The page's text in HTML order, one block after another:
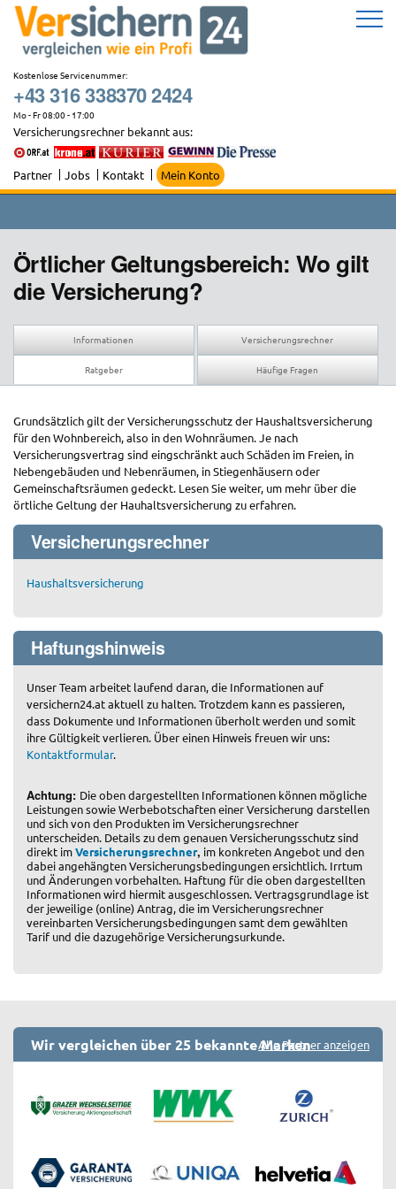
Zum
Inhalt
springen
Kostenlose Servicenummer:
+43 316 338370 2424
Mo - Fr 08:00 - 17:00
Versicherungsrechner bekannt aus:
Partner Jobs Kontakt Mein Konto
Örtlicher Geltungsbereich: Wo gilt
die Versicherung?
Informationen Versicherungsrechner
Ratgeber Häufige Fragen
Grundsätzlich gilt der Versicherungsschutz der Haushaltsversicherung
für den Wohnbereich, also in den Wohnräumen. Je nach
Versicherungsvertrag sind eingschränkt auch Schäden im Freien, in
Nebengebäuden und Nebenräumen, in Stiegenhäusern oder
Gemeinschaftsräumen gedeckt. Lesen Sie weiter, um mehr über die
örtliche Geltung der Hauhaltsversicherung zu erfahren.
Versicherungsrechner
Haushaltsversicherung
Haftungshinweis
Unser Team arbeitet laufend daran, die Informationen auf
versichern24.at aktuell zu halten. Trotzdem kann es passieren,
dass Dokumente und Informationen überholt werden und somit
ihre Gültigkeit verlieren. Über einen Hinweis freuen wir uns:
Kontaktformular.
Achtung: Die oben dargestellten Informationen können mögliche
Leistungen sowie Werbebotschaften einer Versicherung darstellen
und sich von den Produkten im Versicherungsrechner
unterscheiden. Details zu dem genauen Versicherungsschutz sind
direkt imVersicherungsrechner, im konkreten Angebot und den
dabei angehängten Versicherungsbedingungen ersichtlich. Irrtum
und Änderungen vorbehalten. Haftung für die oben dargestellten
Informationen wird hiermit ausgeschlossen. Vertragsgrundlage ist
der jeweilige (online) Antrag, die im Versicherungsrechner
vereinbarten Versicherungsbedingungen samt dem gewählten
Tarif und die dazugehörige Versicherungsurkunde.
Wir vergleichen über 25 bekannte MarkenAlle Partner anzeigen